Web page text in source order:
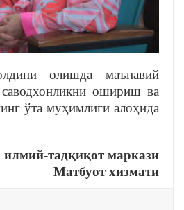
олишда маънавий
ошириш ва
ўта муҳимлиги алоҳида
тадқиқот маркази
Матбуот хизмати